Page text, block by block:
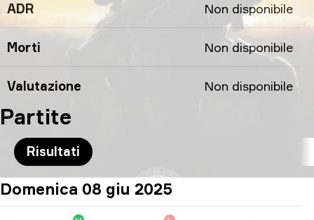
ADR Non disponibile
Morti Non disponibile
Valutazione Non disponibile
Partite
Risultati
Domenica 08 giu 2025